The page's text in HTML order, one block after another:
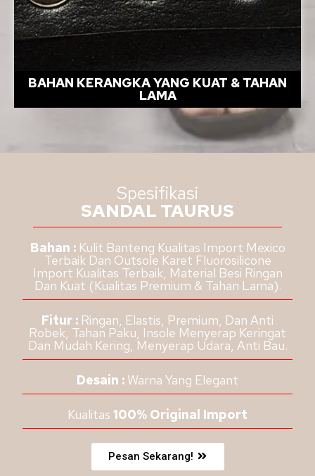
BAHAN KERANGKA YANG KUAT & TAHAN
LAMA
Spesifikasi
SANDAL TAURUS
Bahan : Kulit Banteng Kualitas Import Mexico
Terbaik Dan Outsole Karet Fluorosilicone
Import Kualitas Terbaik, Material Besi Ringan
Dan Kuat (Kualitas Premium & Tahan Lama).
Fitur : Ringan, Elastis, Premium, Dan Anti
Robek, Tahan Paku, Insole Menyerap Keringat
Dan Mudah Kering, Menyerap Udara, Anti Bau.
Desain : Warna Yang Elegant
Kualitas 100% Original Import
Pesan Sekarang!